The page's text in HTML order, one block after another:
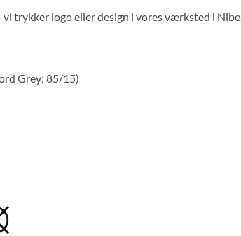
vi trykker logo eller design i vores værksted i Nibe.
Grey: 85/15)